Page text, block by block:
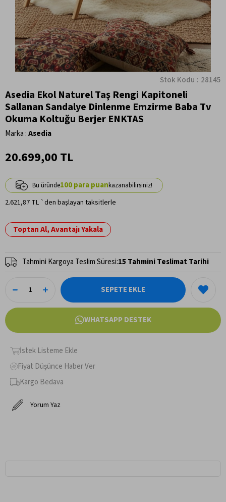
Stok Kodu 28145
Asedia Ekol Naturel Taş Rengi Kapitoneli
Sallanan Sandalye Dinlenme Emzirme Baba Tv
Okuma Koltuğu Berjer ENKTAS
Marka :Asedia
20.699,00 TL
100
2.621,87 TL `den başlayan taksitlerle
Toptan Al, Avantajı Yakala
Tahmini Kargoya Teslim Süresi:15 Tahmini Teslimat Tarihi
WHATSAPP DESTEK
İstek Listeme Ekle
Fiyat Düşünce Haber Ver
Kargo Bedava
Yorum Yaz